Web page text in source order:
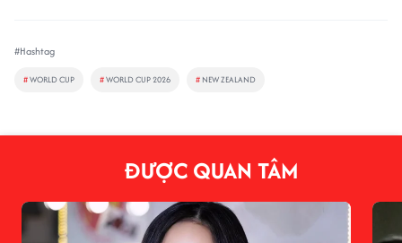
#Hashtag
#WORLD CUP #WORLD CUP 2026 # NEW ZEALAND
ĐƯỢC QUAN TÂM